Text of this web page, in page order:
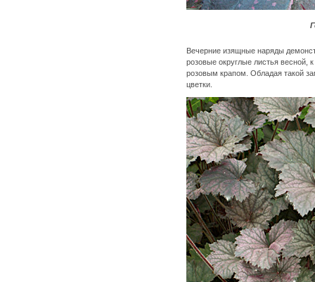
Вечерние изящные наряды
розовые округлые листья весной,
розовым крапом. Обладая такой
цветки.